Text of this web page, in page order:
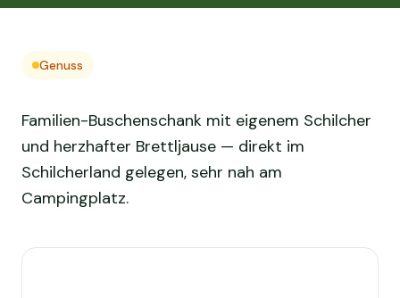
Genuss
Familien-Buschenschank mit eigenem Schilcher
und herzhafter Brettljause — direkt im
Schilcherland gelegen, sehr nah am
Campingplatz.